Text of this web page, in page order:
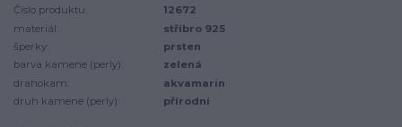
Číslo produktu:
12672
materiál:
stříbro 925
šperky:
prsten
barva kamene (perly):
zelená
drahokam:
akvamarin
druh kamene (perly):
přírodní